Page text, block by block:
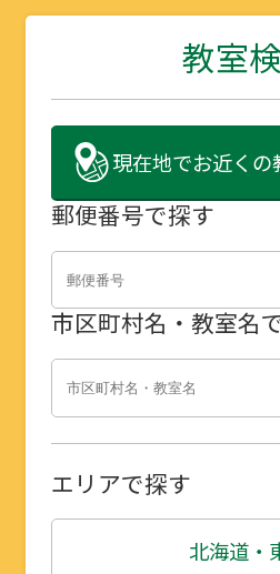
教室
現在地でお近く
郵便番号で探す
市区町村名・教室名
エリアで探す
北海道・